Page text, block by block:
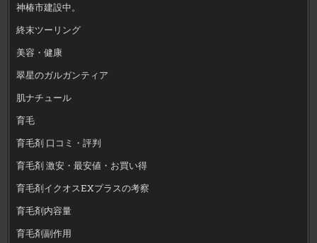
神椿市建設中。
終末ツーリング
美容・健康
翠星のガルガンティア
肌ナチュール
育毛
育毛剤 口コミ・評判
育毛剤 激安・最安値・お買い得
育毛剤イクオスEXプラスの考察
育毛剤内容量
育毛剤副作用